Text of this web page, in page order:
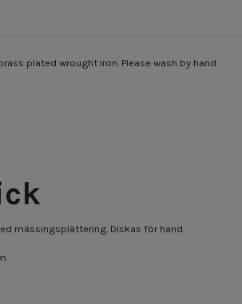
plated wrought iron. Please wash by hand.
mässingsplättering. Diskas för hand.